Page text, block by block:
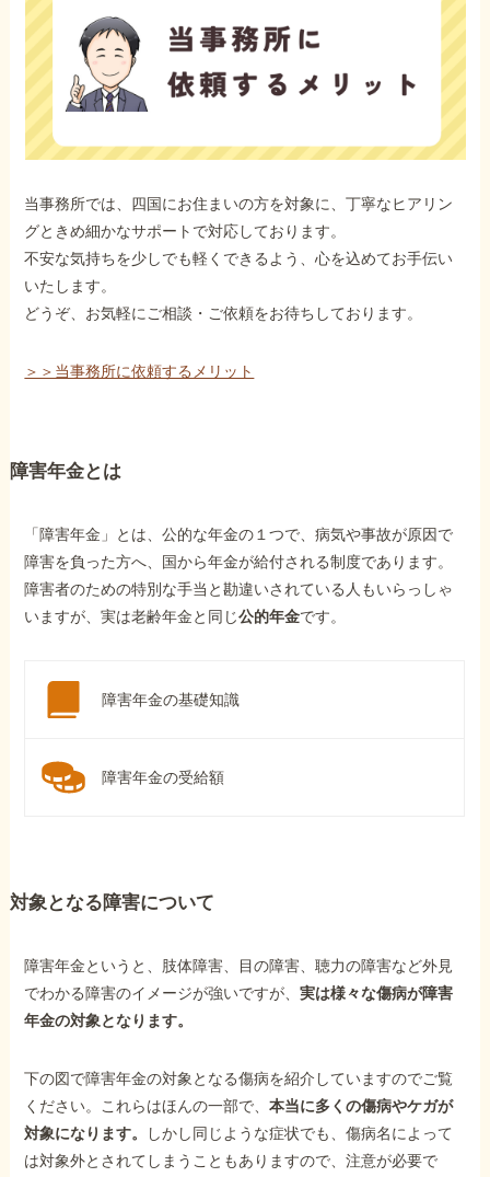
当事務所では、四国にお住まいの方を対象に、丁寧なヒアリン
グときめ細かなサポートで対応しております。
不安な気持ちを少しでも軽くできるよう、心を込めてお手伝い
いたします。
どうぞ、お気軽にご相談・ご依頼をお待ちしております。
＞＞当事務所に依頼するメリット
障害年金とは
「障害年金」とは、公的な年金の１つで、病気や事故が原因で
障害を負った方へ、国から年金が給付される制度であります。
障害者のための特別な手当と勘違いされている人もいらっしゃ
いますが、実は老齢年金と同じ公的年金です。
障害年金の基礎知識
障害年金の受給額
対象となる障害について
障害年金というと、肢体障害、目の障害、聴力の障害など外見
でわかる障害のイメージが強いですが、実は様々な傷病が障害
年金の対象となります。
下の図で障害年金の対象となる傷病を紹介していますのでご覧
ください。これらはほんの一部で、本当に多くの傷病やケガが
対象になります。
しかし同じような症状でも、傷病名によって
は対象外とされてしまうこともありますので、注意が必要で